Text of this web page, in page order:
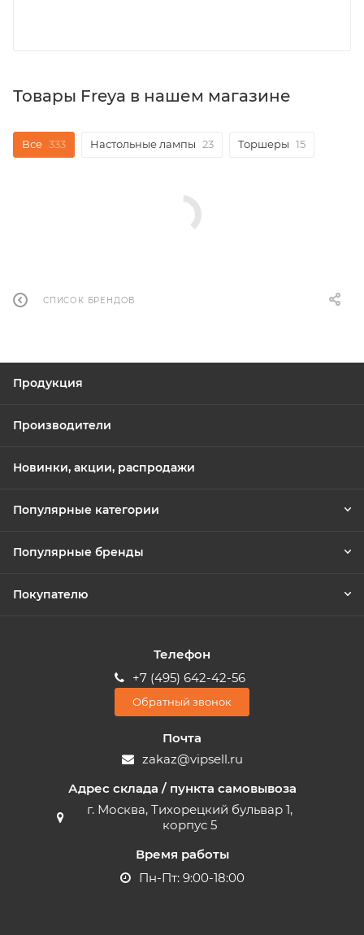
Товары Freya в нашем магазине
Все 333 Настольные лампы 23 Торшеры 15
СПИСОК БРЕНДОВ
Продукция
Производители
Новинки, акции, распродажи
Популярные категории
Популярные бренды
Покупателю
Телефон
+7 (495) 642-42-56
Обратный звонок
Почта
zakaz@vipsell.ru
Адрес склада / пункта самовывоза
г. Москва, Тихорецкий бульвар 1,
корпус 5
Время работы
Пн-Пт: 9:00-18:00